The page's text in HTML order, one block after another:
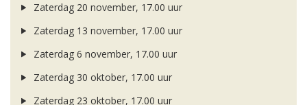
Zaterdag 20 november, 17.00 uur
Zaterdag 13 november, 17.00 uur
Zaterdag 6 november, 17.00 uur
Zaterdag 30 oktober, 17.00 uur
Zaterdag 23 oktober, 17.00 uur